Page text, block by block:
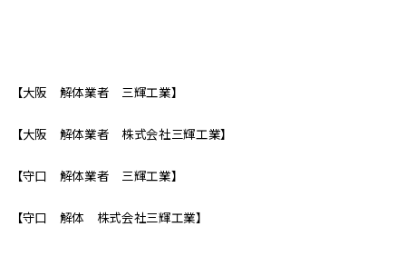
【大阪 解体業者 三輝工業】
【大阪 解体業者 株式会社三輝工業】
【守口 解体業者 三輝工業】
【守口 解体 株式会社三輝工業】